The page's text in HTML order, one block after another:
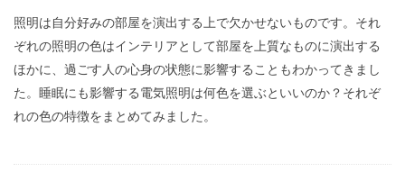
照明は自分好みの部屋を演出する上で欠かせないものです。それ
ぞれの照明の色はインテリアとして部屋を上質なものに演出する
ほかに、過ごす人の心身の状態に影響することもわかってきまし
た。睡眠にも影響する電気照明は何色を選ぶといいのか？それぞ
れの色の特徴をまとめてみました。